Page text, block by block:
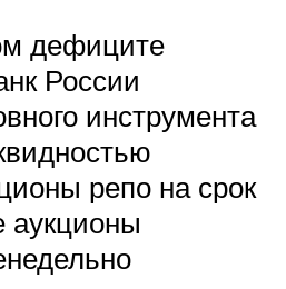
дефиците
России
инструмента
репо на срок
аукционы